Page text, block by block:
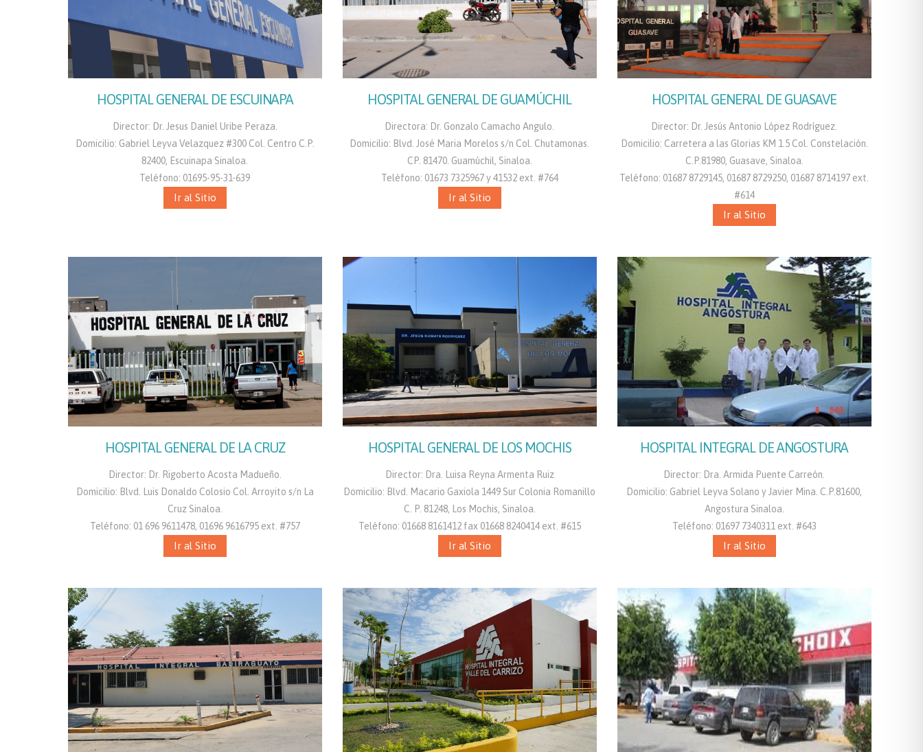
HOSPITAL GENERAL DE ESCUINAPA
Director: Dr. Jesus Daniel Uribe Peraza.
Domicilio: Gabriel Leyva Velazquez #300 Col. Centro C.P.
82400, Escuinapa Sinaloa.
Teléfono: 01695-95-31-639
Ir al Sitio
HOSPITAL GENERAL DE GUAMÚCHIL
Directora: Dr. Gonzalo Camacho Angulo.
Domicilio: Blvd. José Maria Morelos s/n Col. Chutamonas.
CP. 81470. Guamúchil, Sinaloa.
Teléfono: 01673 7325967 y 41532 ext. #764
Ir al Sitio
HOSPITAL GENERAL DE GUASAVE
Director: Dr. Jesús Antonio López Rodríguez.
Domicilio: Carretera a las Glorias KM 1.5 Col. Constelación.
C.P.81980, Guasave, Sinaloa.
Teléfono: 01687 8729145, 01687 8729250, 01687 8714197 ext.
#614
Ir al Sitio
HOSPITAL GENERAL DE LA CRUZ
Director: Dr. Rigoberto Acosta Madueño.
Domicilio: Blvd. Luis Donaldo Colosio Col. Arroyito s/n La
Cruz Sinaloa.
Teléfono: 01 696 9611478, 01696 9616795 ext. #757
Ir al Sitio
HOSPITAL GENERAL DE LOS MOCHIS
Director: Dra. Luisa Reyna Armenta Ruiz
Domicilio: Blvd. Macario Gaxiola 1449 Sur Colonia Romanillo
C. P. 81248, Los Mochis, Sinaloa.
Teléfono: 01668 8161412 fax 01668 8240414 ext. #615
Ir al Sitio
HOSPITAL INTEGRAL DE ANGOSTURA
Director: Dra. Armida Puente Carreón.
Domicilio: Gabriel Leyva Solano y Javier Mina. C.P.81600,
Angostura Sinaloa.
Teléfono: 01697 7340311 ext. #643
Ir al Sitio